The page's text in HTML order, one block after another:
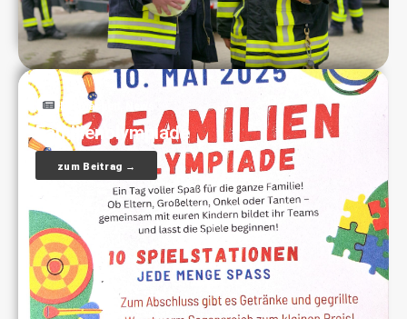
Mitmachen
Familienolympiade
zum Beitrag →